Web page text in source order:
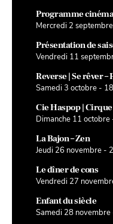
Programme
Mercredi 2
Présentation de
Vendredi 11
Reverse | Se rêver
Samedi 3 octobre -
Cie Haspop |
Dimanche 11 octobre
La Bajon – Zen
Jeudi 26 novembre -
Le dîner de cons
Vendredi 27
Enfant du siècle
Samedi 28